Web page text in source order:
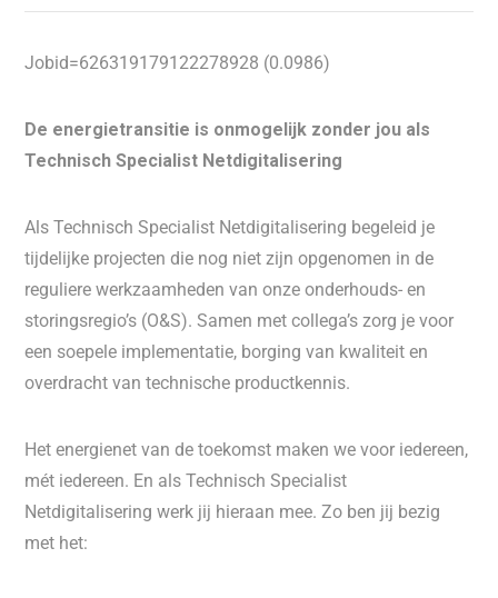
Jobid=626319179122278928 (0.0986)
De energietransitie is onmogelijk zonder jou als
Technisch Specialist Netdigitalisering
Als Technisch Specialist Netdigitalisering begeleid je
tijdelijke projecten die nog niet zijn opgenomen in de
reguliere werkzaamheden van onze onderhouds- en
storingsregio’s (O&S). Samen met collega’s zorg je voor
een soepele implementatie, borging van kwaliteit en
overdracht van technische productkennis.
Het energienet van de toekomst maken we voor iedereen,
mét iedereen. En als Technisch Specialist
Netdigitalisering werk jij hieraan mee. Zo ben jij bezig
met het: